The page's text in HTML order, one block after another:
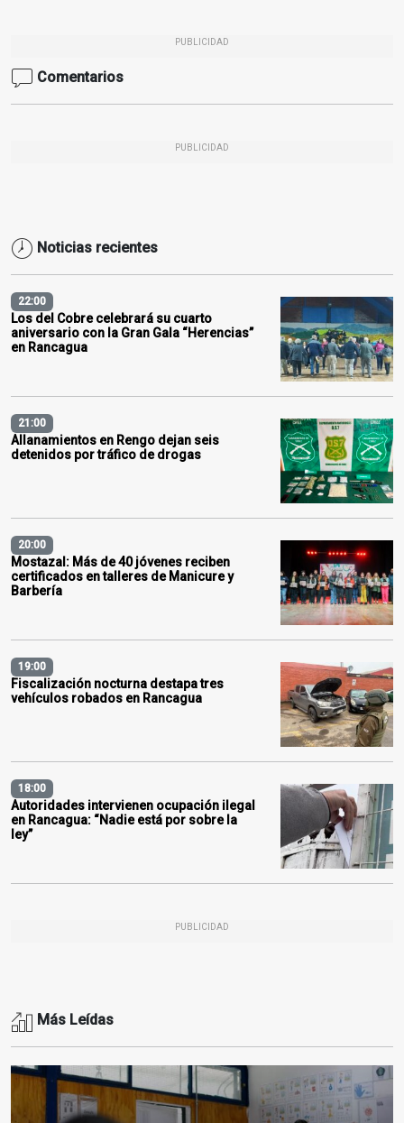
PUBLICIDAD
Comentarios
PUBLICIDAD
Noticias recientes
22:00
Los del Cobre celebrará su cuarto
aniversario con la Gran Gala “Herencias”
en Rancagua
21:00
Allanamientos en Rengo dejan seis
detenidos por tráfico de drogas
20:00
Mostazal: Más de 40 jóvenes reciben
certificados en talleres de Manicure y
Barbería
19:00
Fiscalización nocturna destapa tres
vehículos robados en Rancagua
18:00
Autoridades intervienen ocupación ilegal
en Rancagua: “Nadie está por sobre la
ley”
PUBLICIDAD
Más Leídas